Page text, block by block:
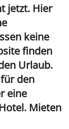
jetzt. Hier
keine
finden
Urlaub.
den
eine
Mieten